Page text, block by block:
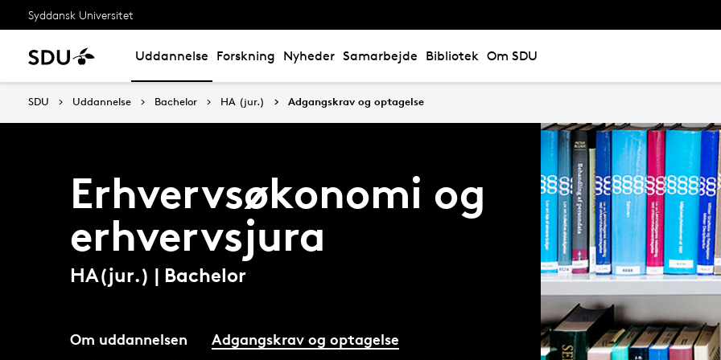
Syddansk Universitet
Uddannelse Forskning Nyheder Samarbejde Bibliotek Om SDU
SDU Uddannelse Bachelor HA (jur.) Adgangskrav og optagelse
Erhvervsøkonomi og
erhvervsjura
HA(jur.) | Bachelor
Om uddannelsen
Adgangskrav og optagelse